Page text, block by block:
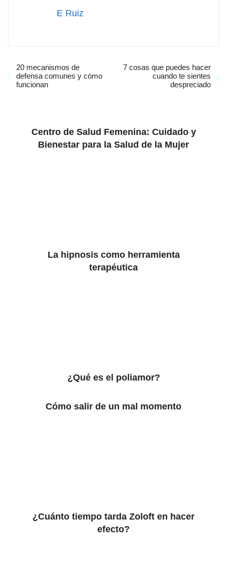
E Ruiz
20 mecanismos de
defensa comunes y cómo
funcionan
7 cosas que puedes hacer
cuando te sientes
despreciado
Centro de Salud Femenina: Cuidado y
Bienestar para la Salud de la Mujer
La hipnosis como herramienta
terapéutica
¿Qué es el poliamor?
Cómo salir de un mal momento
¿Cuánto tiempo tarda Zoloft en hacer
efecto?